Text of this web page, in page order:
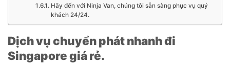
Hãy đến với Ninja Van, chúng tôi sẵn sàng phục vụ quý
khách 24/24.
Dịch vụ chuyển phát nhanh đi
Singapore giá rẻ.